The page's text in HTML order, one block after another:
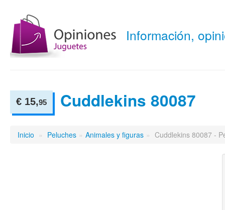
Información,
€ 15,95 Cuddlekins 80087
Inicio » Peluches » Animales y figuras » Cuddlekins 80087 -